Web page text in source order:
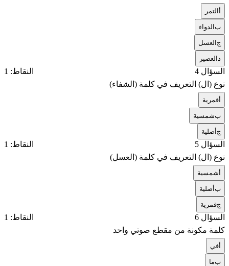
التمر
بالدواء
جالعسل
العصير
السؤال 4
النقاط: 1
نوع (ال) التعريف في كلمة (الشفاء)
قمرية
بشمسية
جأصلية
السؤال 5
النقاط: 1
نوع (ال) التعريف في كلمة (العسل)
شمسية
بأصلية
جقمرية
السؤال 6
النقاط: 1
كلمة مكونة من مقطع صوتي واحد
في
بما